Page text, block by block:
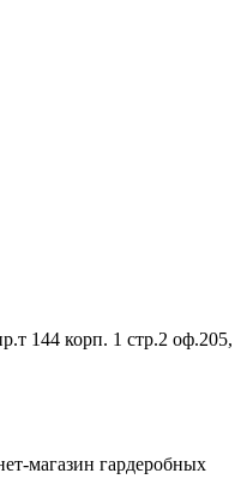
144 корп. 1 стр.2 оф.205,
магазин гардеробных